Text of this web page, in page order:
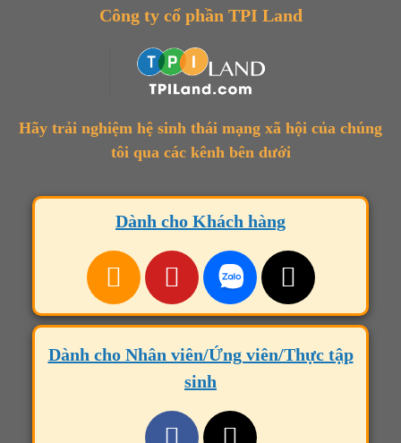
Công ty cổ phần TPI Land
Hãy trải nghiệm hệ sinh thái mạng xã hội của chúng
tôi qua các kênh bên dưới
Dành cho Khách hàng
Dành cho Nhân viên/Ứng viên/Thực tập
sinh